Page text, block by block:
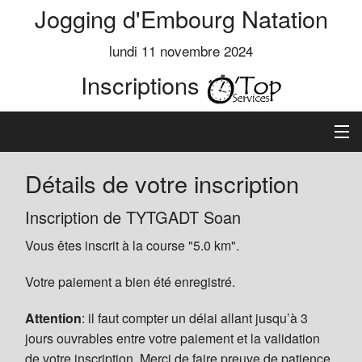
Jogging d'Embourg Natation
lundi 11 novembre 2024
Inscriptions
Accueil
Informations
Règlement
Inscription
Classements
Détails de votre inscription
Inscription de TYTGADT Soan
Vous êtes inscrit à la course "5.0 km".
Votre paiement a bien été enregistré.
Attention: il faut compter un délai allant jusqu’à 3
jours ouvrables entre votre paiement et la validation